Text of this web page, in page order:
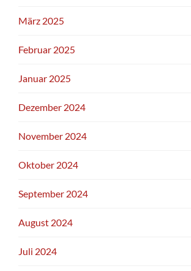
März 2025
Februar 2025
Januar 2025
Dezember 2024
November 2024
Oktober 2024
September 2024
August 2024
Juli 2024